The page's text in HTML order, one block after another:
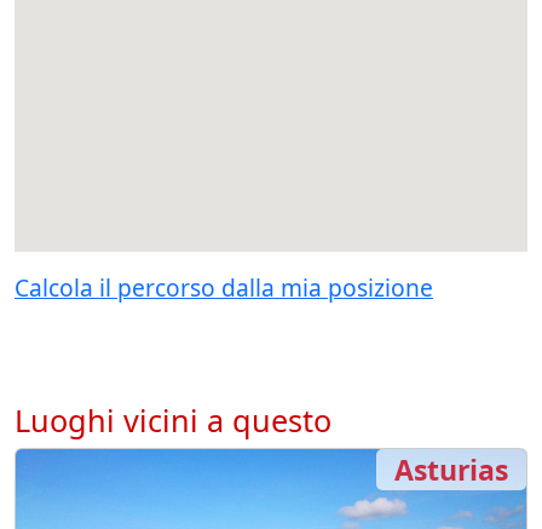
Calcola il percorso dalla mia posizione
Luoghi vicini a questo
Asturias